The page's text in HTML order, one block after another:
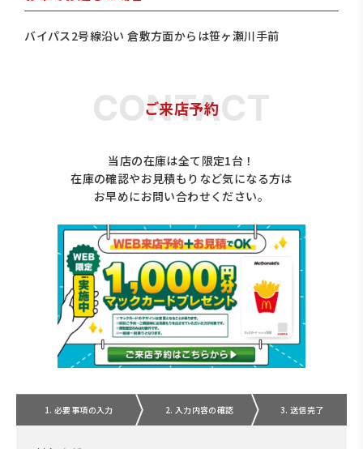
バイパス2号線沿い 倉敷方面からは笹ヶ瀬川手前
ご来店予約
当店の在庫は全て限定1台！
在庫の確認やお見積もりなど気になる方は
お早めにお問い合わせください。
1. 必要事項の入力 2. 入力内容の確認 3. 送信完了